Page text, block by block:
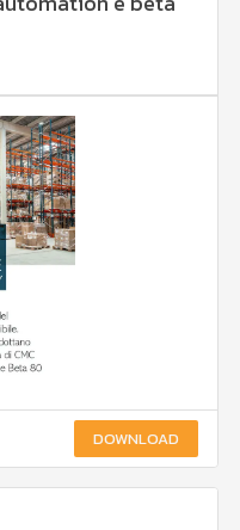
DOWNLOAD